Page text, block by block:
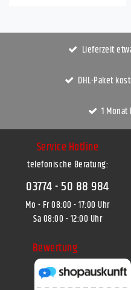
Lieferzeit
DHL-Paket
1
Service Hotline
telefonische Beratung:
03774 - 50 88 984
Mo - Fr 08:00 - 17:00 Uhr
Sa 08:00 - 12:00 Uhr
Bewertung